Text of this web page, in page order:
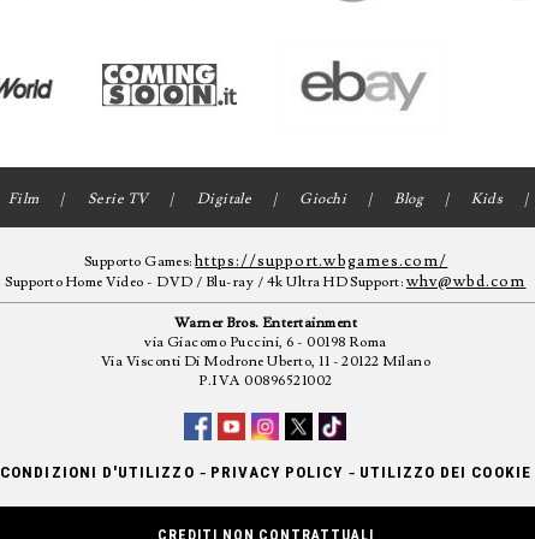
Film Serie TV Digitale Giochi Blog Kids
Supporto Games:https://support.wbgames.com/
Supporto Home Video - DVD / Blu-ray / 4k Ultra HD Support:whv@wbd.com
Warner Bros. Entertainment
via Giacomo Puccini, 6 - 00198 Roma
Via Visconti Di Modrone Uberto, 11 - 20122 Milano
P.IVA 00896521002
CONDIZIONI D'UTILIZZO - PRIVACY POLICY - UTILIZZO DEI COOKIE
CREDITI NON CONTRATTUALI